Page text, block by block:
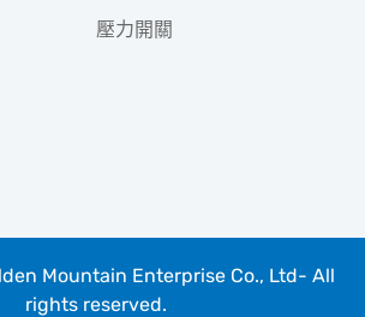
壓力開關
Mountain Enterprise Co., Ltd- All
rights reserved.